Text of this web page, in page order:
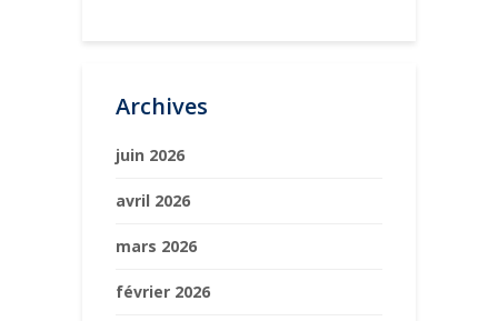
Archives
juin 2026
avril 2026
mars 2026
février 2026